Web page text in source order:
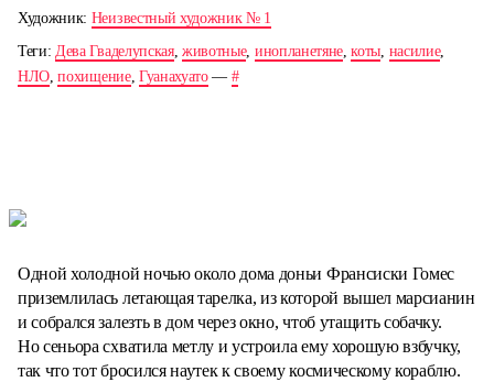
Художник: Неизвестный художник № 1
Теги: Дева Гваделупская,животные, инопланетяне ,коты насилие,
НЛО ,похищение, Гуанахуато— #
Одной холодной ночью около дома доньи Франсиски Гомес
приземлилась летающая тарелка, из которой вышел марсианин
и собрался залезть в дом через окно, чтоб утащить собачку.
Но сеньора схватила метлу и устроила ему хорошую взбучку,
так что тот бросился наутек к своему космическому кораблю.